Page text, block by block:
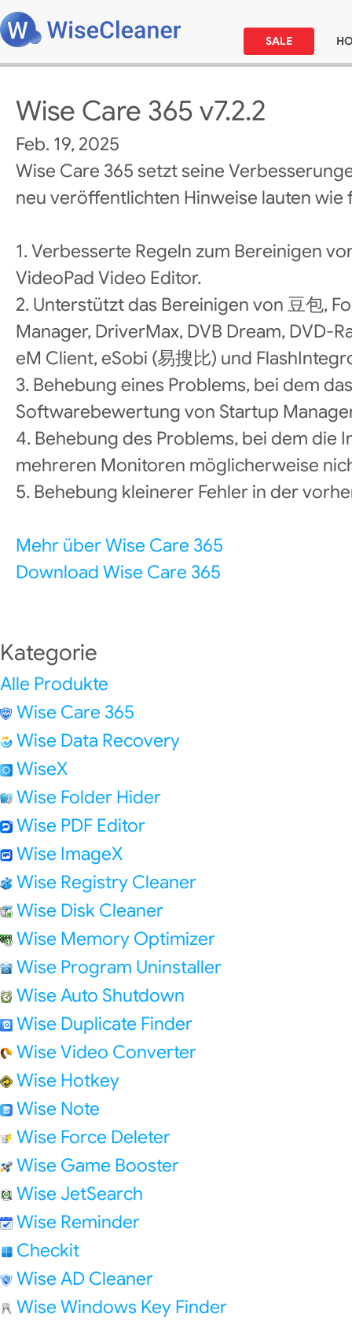
SALE
Wise Care 365 v7.2.2
Feb. 19, 2025
Wise Care 365 setzt seine
neu veröffentlichten Hinweise lauten wie
1. Verbesserte Regeln zum Bereinigen
VideoPad Video Editor.
2. Unterstützt das Bereinigen von 豆包,
Manager, DriverMax, DVB Dream, DVD-
eM Client, eSobi (易搜比) und
3. Behebung eines Problems, bei dem
Softwarebewertung von Startup
4. Behebung des Problems, bei dem die
mehreren Monitoren möglicherweise
5. Behebung kleinerer Fehler in der
Mehr über Wise Care 365
Download Wise Care 365
Kategorie
Alle Produkte
Wise Care 365
Wise Data Recovery
WiseX
Wise Folder Hider
Wise PDF Editor
Wise ImageX
Wise Registry Cleaner
Wise Disk Cleaner
Wise Memory Optimizer
Wise Program Uninstaller
Wise Auto Shutdown
Wise Duplicate Finder
Wise Video Converter
Wise Hotkey
Wise Note
Wise Force Deleter
Wise Game Booster
Wise JetSearch
Wise Reminder
Checkit
Wise AD Cleaner
Wise Windows Key Finder